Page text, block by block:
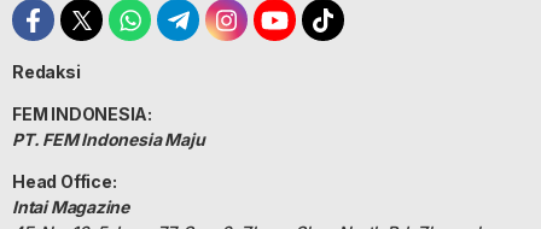
Redaksi
FEM INDONESIA:
PT. FEM Indonesia Maju
Head Office:
Intai Magazine